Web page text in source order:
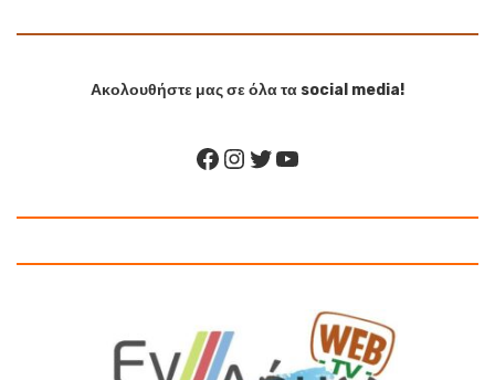
Ακολουθήστε μας σε όλα τα social media!